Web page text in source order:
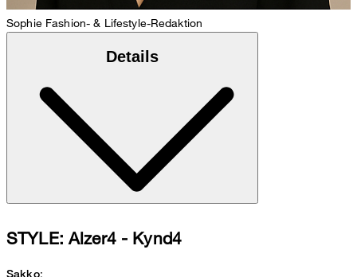
Sophie Fashion- & Lifestyle-Redaktion
Details
STYLE: Alzer4 - Kynd4
Sakko: